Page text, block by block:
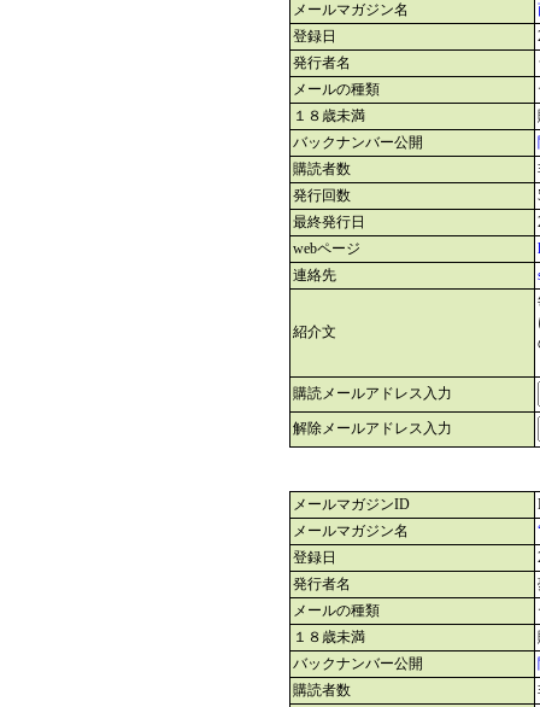
メールマガジン名
登録日
発行者名
メールの種類
１８歳未満
バックナンバー公開
購読者数
発行回数
最終発行日
webページ
連絡先
紹介文
購読メールアドレス入力
解除メールアドレス入力
メールマガジンID
メールマガジン名
登録日
発行者名
メールの種類
１８歳未満
バックナンバー公開
購読者数